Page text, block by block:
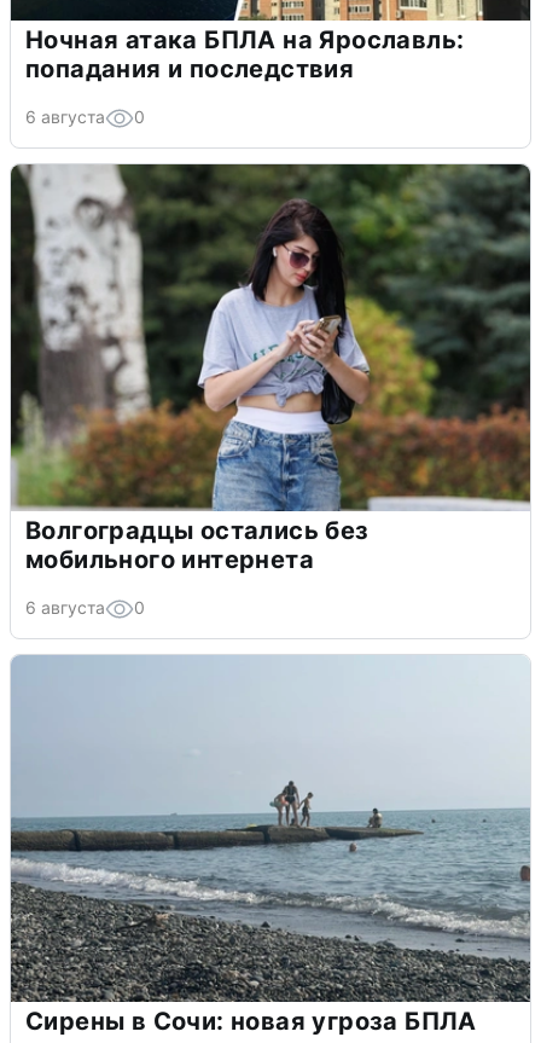
Ночная атака БПЛА на Ярославль:
попадания и последствия
6 августа 0
Волгоградцы остались без
мобильного интернета
6 августа 0
Сирены в Сочи: новая угроза БПЛА